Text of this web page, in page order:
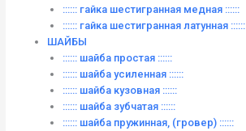
:::::: гайка шестигранная медная ::::::
:::::: гайка шестигранная латунная ::::::
ШАЙБЫ
:::::: шайба простая ::::::
:::::: шайба усиленная ::::::
:::::: шайба кузовная ::::::
:::::: шайба зубчатая ::::::
:::::: шайба пружинная, (гровер) ::::::